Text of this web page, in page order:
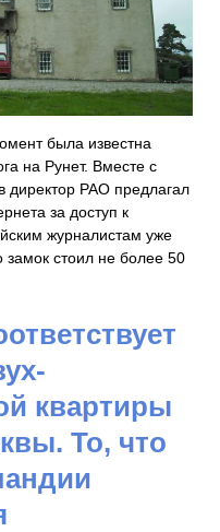
была известна
на Рунет. Вместе с
директор РАО предлагал
за доступ к
журналистам уже
замок стоил не более 50
квартиры
То, что